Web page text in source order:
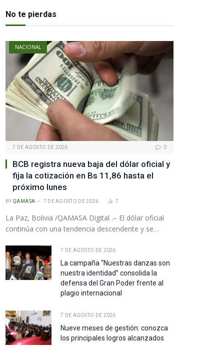
No te pierdas
NACIONAL
7 DE AGOSTO DE 2026 0
BCB registra nueva baja del dólar oficial y
fija la cotización en Bs 11,86 hasta el
próximo lunes
BY QAMASA 7 DE AGOSTO DE 2026 7
La Paz, Bolivia /QAMASA Digital .– El dólar oficial
continúa con una tendencia descendente y se…
7 DE AGOSTO DE 2026
La campaña “Nuestras danzas son
nuestra identidad” consolida la
defensa del Gran Poder frente al
plagio internacional
7 DE AGOSTO DE 2026
Nueve meses de gestión: conozca
los principales logros alcanzados